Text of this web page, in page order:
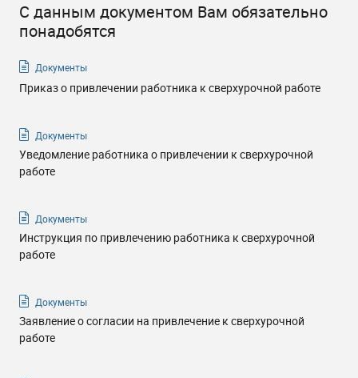
С данным документом Вам обязательно
понадобятся
Документы
Приказ о привлечении работника к сверхурочной работе
Документы
Уведомление работника о привлечении к сверхурочной
работе
Документы
Инструкция по привлечению работника к сверхурочной
работе
Документы
Заявление о согласии на привлечение к сверхурочной
работе